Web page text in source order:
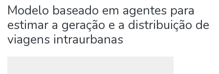
Statistics
Modelo baseado em agentes para
estimar a geração e a distribuição de
viagens intraurbanas